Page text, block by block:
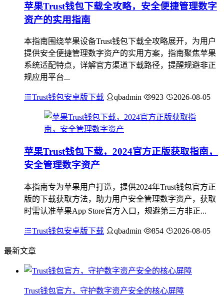
苹果Trust钱包下载全攻略，安全便捷管理数字
资产的实用指南
本指南围绕苹果设备Trust钱包下载全攻略展开，为用户
提供安全便捷管理数字资产的实用方案，指南聚焦苹果
系统适配特点，详解官方渠道下载路径，提醒规避非正
规应用平台...
Trust钱包安卓版下载 qbadmin 923 2026-08-05
苹果Trust钱包下载，2024官方正版获取指南，
安全管理数字资产
本指南专为苹果用户打造，提供2024年Trust钱包官方正
版的下载获取方法，助力用户安全管理数字资产，获取
时需认准苹果App Store官方入口，规避第三方非正...
Trust钱包安卓版下载 qbadmin 854 2026-08-05
最新文章
Trust钱包官方，守护数字资产安全的核心屏障